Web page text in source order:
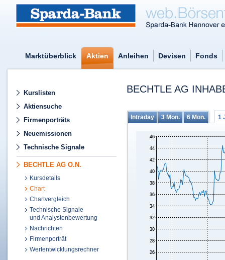
Marktüberblick Aktien Anleihen Devisen Fonds
Kurslisten
Aktiensuche
Firmenporträts
Neuemissionen
Technische Signale
BECHTLE AG O.N.
Kursdetails
Chart
Chartvergleich
Technische Signale
und Analystenbewertung
Nachrichten
Firmenporträt
Wertentwicklungsrechner
BECHTLE AG
Intraday 3 Mon. 6 Mon. 1